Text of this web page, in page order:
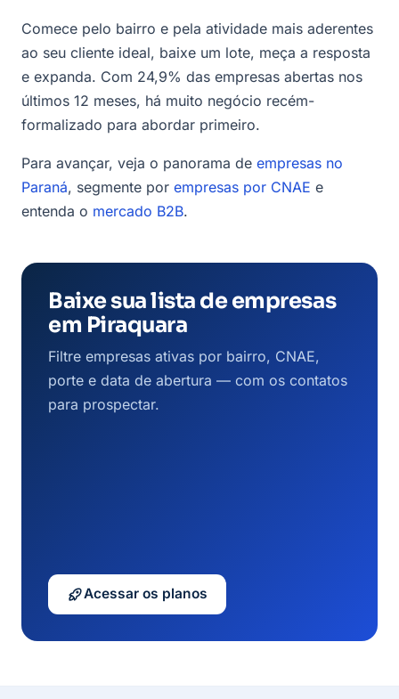
Comece pelo bairro e pela atividade mais aderentes
ao seu cliente ideal, baixe um lote, meça a resposta
e expanda. Com 24,9% das empresas abertas nos
últimos 12 meses, há muito negócio recém-
formalizado para abordar primeiro.
Para avançar, veja o panorama de empresas no
Paraná, segmente por empresas por CNAE e
entenda o mercado B2B.
Baixe sua lista de empresas
em Piraquara
Filtre empresas ativas por bairro, CNAE,
porte e data de abertura — com os contatos
para prospectar.
Acessar os planos